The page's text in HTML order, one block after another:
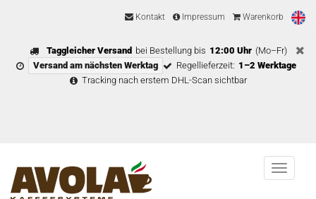
Kontakt Impressum Warenkorb
Taggleicher Versand bei Bestellung bis 12:00 Uhr (Mo–Fr)
Versand am nächsten Werktag
Regellieferzeit: 1–2 Werktage
Tracking nach erstem DHL-Scan sichtbar
Menu